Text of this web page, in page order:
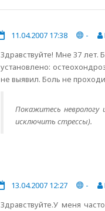
11.04.2007 17:38 -
Здравствуйте! Мне 37
установлено:
не выявил. Боль не
Покажитесь
исключить стрессы).
13.04.2007 12:27 -
Здравствуйте.У меня